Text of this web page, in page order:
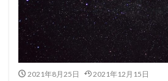
2021年8月25日 2021年12月15日